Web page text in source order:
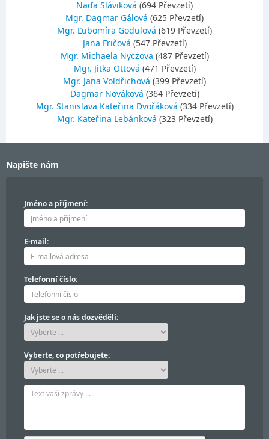
Naďa Sláviková (694 Převzetí)
Mgr. Dagmar Gálová (625 Převzetí)
Mgr. Ľubomíra Godulová (619 Převzetí)
Jana Fričová (547 Převzetí)
Mgr. Michaela Nyczova (487 Převzetí)
Mgr. Jitka Ottová (471 Převzetí)
Mgr. Jana Voldřichová (399 Převzetí)
Dagmar Nováková (364 Převzetí)
Mgr. Stanislava Kateřina Dvořáková (334 Převzetí)
Mgr. Kateřina Lebánková (323 Převzetí)
Napište nám
Jméno a příjmení:
E-mail:
Telefonní číslo:
Jak jste se o nás dozvěděli:
Vyberte, co potřebujete: